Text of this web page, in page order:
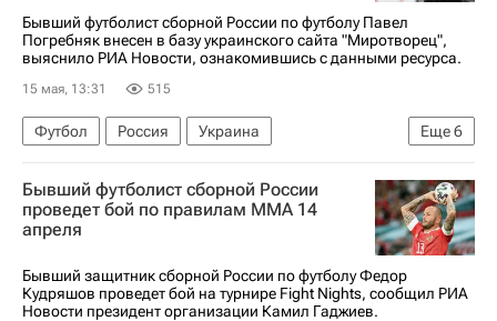
Бывший футболист сборной России по футболу Павел
Погребняк внесен в базу украинского сайта "Миротворец",
выяснило РИА Новости, ознакомившись с данными ресурса.
15 мая, 13:31 515
Еще6
Футбол Россия
Украина
Донецкая Народная Республика
Спорт
Павел Погребняк
Зенит
Спартак Москва
Балтика
Бывший футболист сборной России
проведет бой по правилам ММА 14
апреля
Бывший защитник сборной России по футболу Федор
Кудряшов проведет бой на турнире Fight Nights, сообщил РИА
Новости президент организации Камил Гаджиев.